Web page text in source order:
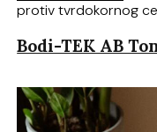
protiv tvrdokornog
Bodi-TEK AB